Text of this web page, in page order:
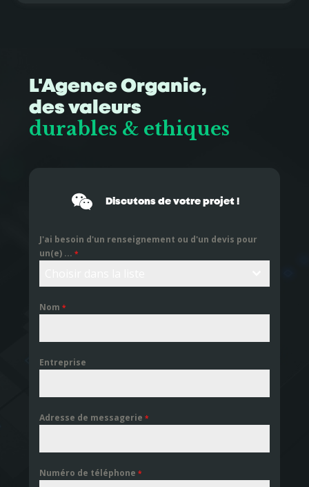
L'Agence Organic,
des valeurs
durables & ethiques
Discutons de votre projet !
J'ai besoin d'un renseignement ou d'un devis pour
un(e) ...*
Nom*
Entreprise
Adresse de messagerie*
Numéro de téléphone*